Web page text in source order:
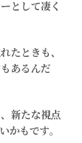
として凄く
たときも、
あるんだ
新たな視点
かもです。